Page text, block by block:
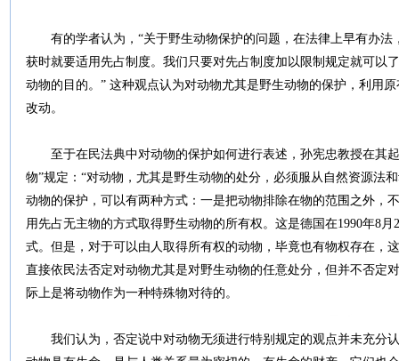
有的学者认为，“关于野生动物保护的问题，在法律上早有办法
获时就要适用先占制度。我们只要对先占制度加以限制规定就可
动物的目的。” 这种观点认为对动物尤其是野生动物的保护，利用
改动。
至于在民法典中对动物的保护如何进行表述，孙宪忠教授在其起
物”规定：“对动物，尤其是野生动物的处分，必须服从自然资源法
动物的保护，可以有两种方式：一是把动物排除在物的范围之外，
用先占无主物的方式取得野生动物的所有权。这是德国在1990年8
式。但是，对于可以由人取得所有权的动物，毕竟也有物权存在，
直接依民法否定对动物尤其是对野生动物的任意处分，但并不否定
际上是将动物作为一种特殊物对待的。
我们认为，否定说中对动物无须进行特别规定的观点并未充分